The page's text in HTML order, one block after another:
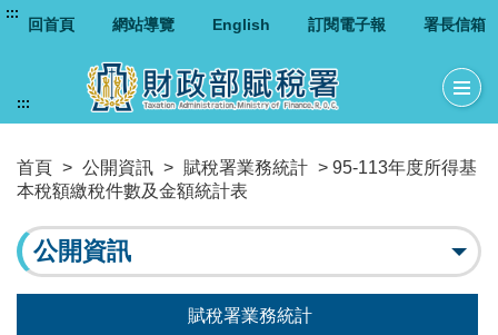
:::
回首頁 網站導覽 English 訂閱電子報 署長信箱
首頁 > 公開資訊 > 賦稅署業務統計 > 95-113年度所得基
本稅額繳稅件數及金額統計表
:::
公開資訊
賦稅署業務統計